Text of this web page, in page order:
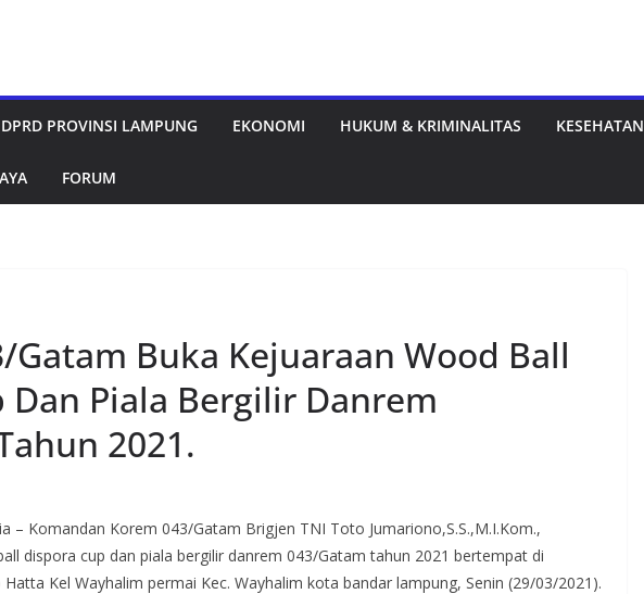
DPRD PROVINSI LAMPUNG EKONOMI HUKUM & KRIMINALITAS KESEHATAN
FORUM
Gatam Buka Kejuaraan Wood Ball
Dan Piala Bergilir Danrem
2021.
– Komandan Korem 043/Gatam Brigjen TNI Toto Jumariono,S.S.,M.I.Kom.,
dispora cup dan piala bergilir danrem 043/Gatam tahun 2021 bertempat di
Kel Wayhalim permai Kec. Wayhalim kota bandar lampung, Senin (29/03/2021).